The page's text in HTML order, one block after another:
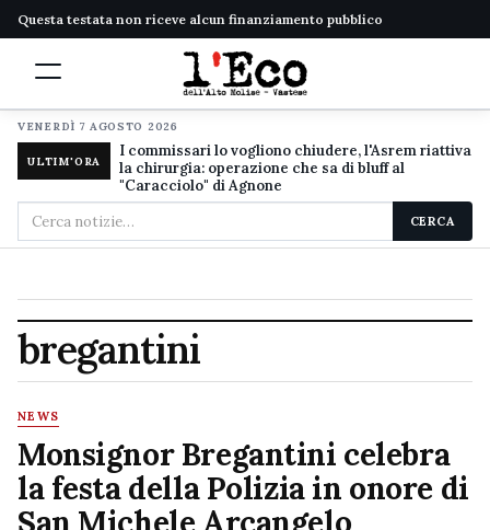
Questa testata non riceve alcun finanziamento pubblico
VENERDÌ 7 AGOSTO 2026
ULTIM'ORA
I commissari lo vogliono chiudere, l'Asrem riattiva
la chirurgia: operazione che sa di bluff al
"Caracciolo" di Agnone
Cerca
nel
CERCA
bregantini
NEWS
Monsignor Bregantini celebra
la festa della Polizia in onore di